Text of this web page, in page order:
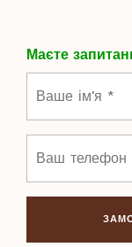
Маєте